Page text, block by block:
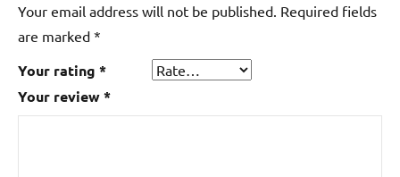
Your email address will not be published. Required fields
are marked *
Your rating *
Your review*